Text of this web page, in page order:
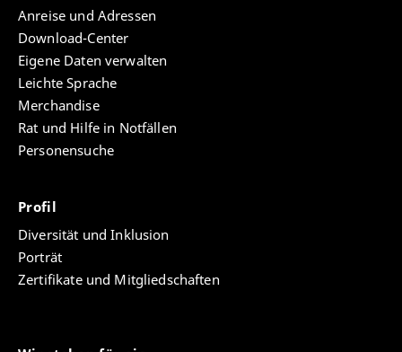
Anreise und Adressen
Download-Center
Eigene Daten verwalten
Leichte Sprache
Merchandise
Rat und Hilfe in Notfällen
Personensuche
Profil
Diversität und Inklusion
Porträt
Zertifikate und Mitgliedschaften